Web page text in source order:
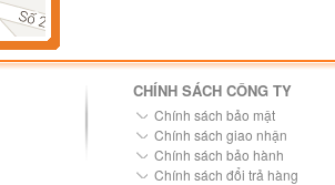
CHÍNH SÁCH CÔNG TY
Chính sách bảo mật
Chính sách giao nhận
Chính sách bảo hành
Chính sách đổi trả hàng